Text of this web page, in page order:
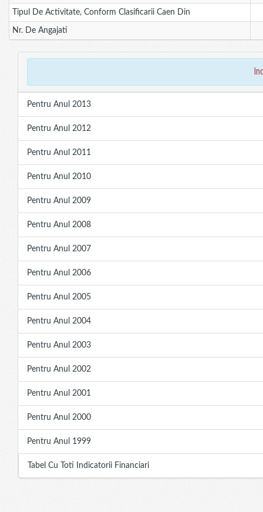
Tipul De Activitate, Conform Clasificarii Caen Din
Nr. De Angajati
Pentru Anul 2013
Pentru Anul 2012
Pentru Anul 2011
Pentru Anul 2010
Pentru Anul 2009
Pentru Anul 2008
Pentru Anul 2007
Pentru Anul 2006
Pentru Anul 2005
Pentru Anul 2004
Pentru Anul 2003
Pentru Anul 2002
Pentru Anul 2001
Pentru Anul 2000
Pentru Anul 1999
Tabel Cu Toti Indicatorii Financiari